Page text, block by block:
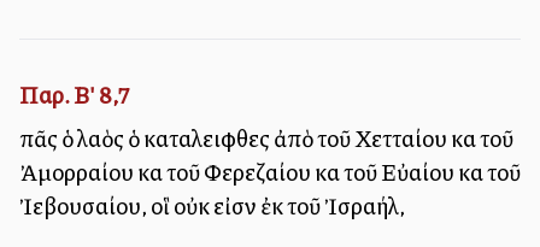
Παρ. Β' 8,7
πᾶς ὁ λαὸς ὁ καταλειφθεὶς ἀπὸ τοῦ Χετταίου καὶ τοῦ
Ἀμορραίου καὶ τοῦ Φερεζαίου καὶ τοῦ Εὐαίου καὶ τοῦ
Ἰεβουσαίου, οἳ οὐκ εἰσὶν ἐκ τοῦ Ἰσραήλ,